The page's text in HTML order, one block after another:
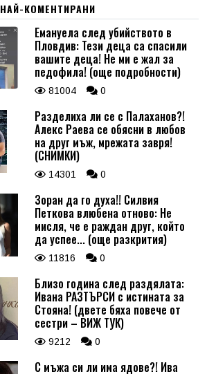
НАЙ-КОМЕНТИРАНИ
Емануела след убийството в
Пловдив: Тези деца са спасили
вашите деца! Не ми е жал за
педофила! (още подробности)
81004 0
Разделиха ли се с Палаханов?!
Алекс Раева се обясни в любов
на друг мъж, мрежата завря!
(СНИМКИ)
14301 0
Зоран да го духа!! Силвия
Петкова влюбена отново: Не
мисля, че е раждан друг, който
да успее... (още разкрития)
11816 0
Близо година след раздялата:
Ивана РАЗТЪРСИ с истината за
Стояна! (двете бяха повече от
сестри – ВИЖ ТУК)
9212 0
С мъжа си ли има ядове?! Ива